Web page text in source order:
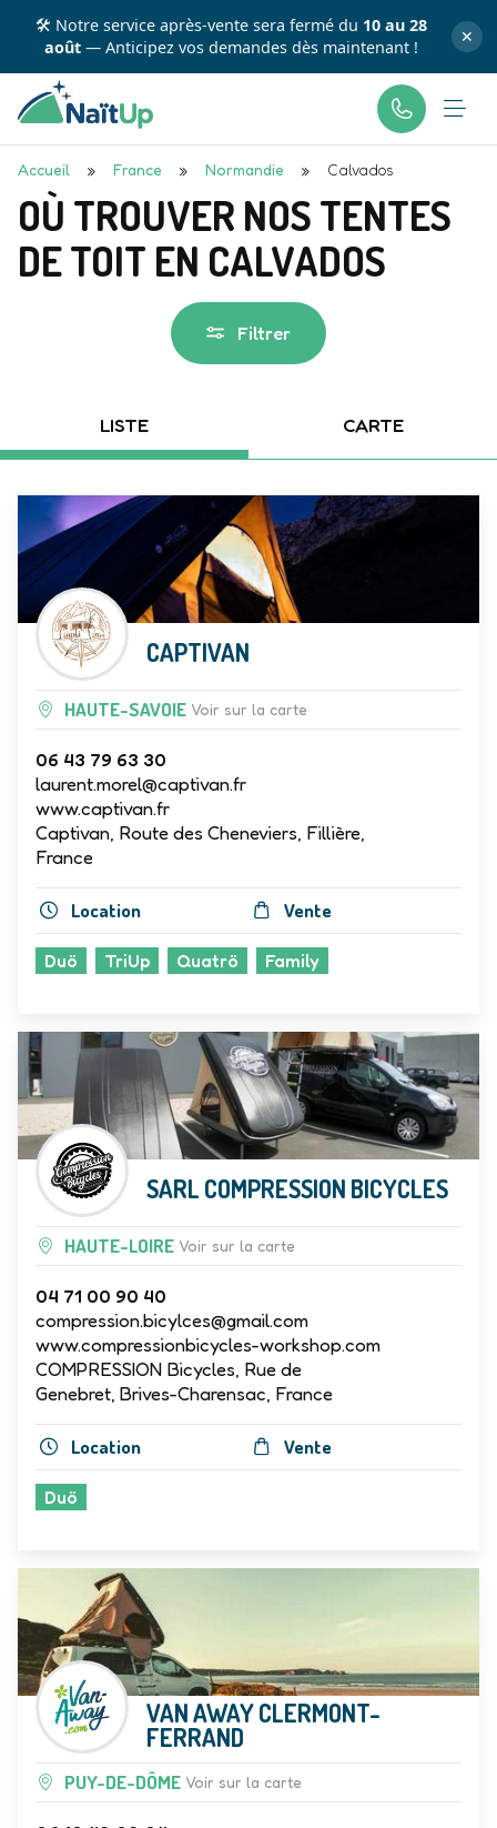
💳 Profitez d'une flexibilité totale : payez en plusieurs
fois avec
✕
Accueil
OÙ TROUVER NOS TENTES
DE TOIT EN CALVADOS
LISTE
CAPTIVAN
HAUTE-SAVOIE Voir sur la carte
06 43 79 63 30
laurent.morel@captivan.fr
www.captivan.fr
Captivan, Route des Cheneviers, Fillière,
Location Vente
Duö TriUp Quatrö Family
SARL COMPRESSION BICYCLES
HAUTE-LOIRE Voir sur la carte
04 71 00 90 40
compression.bicylces@gmail.com
www.compressionbicycles-workshop.com
COMPRESSION Bicycles, Rue de
Location Vente
Duö
VAN AWAY CLERMONT-
FERRAND
PUY-DE-DÔME Voir sur la carte